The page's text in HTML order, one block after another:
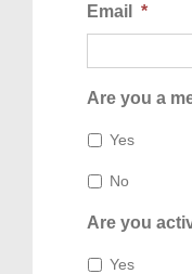
Email *
Are you a
Yes
No
Are you
Yes